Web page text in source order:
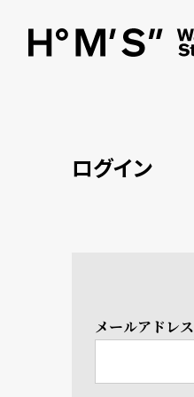
ログイン
メールアドレス